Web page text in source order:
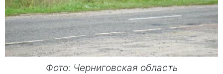
Фото: Черниговская область